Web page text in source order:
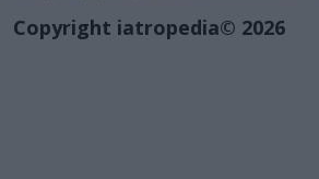
Copyright iatropedia© 2026